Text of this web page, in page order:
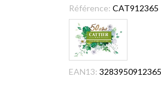
Référence: CAT912365
EAN13: 3283950912365